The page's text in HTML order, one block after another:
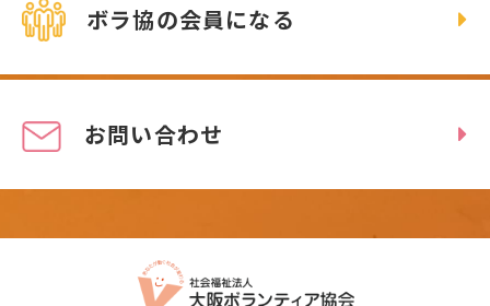
ボラ協の会員になる
お問い合わせ